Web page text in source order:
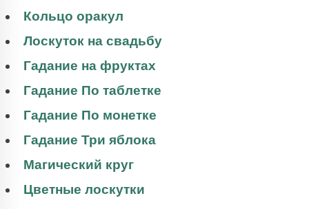
Кольцо оракул
Лоскуток на свадьбу
Гадание на фруктах
Гадание По таблетке
Гадание По монетке
Гадание Три яблока
Магический круг
Цветные лоскутки